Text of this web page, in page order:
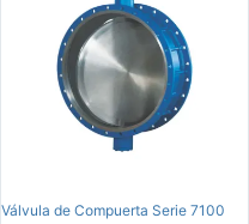
Válvula de Compuerta Serie 7100